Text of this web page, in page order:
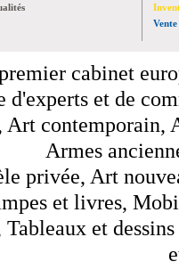
Vente
cabinet
d'experts et de
contemporain,
Armes
privée, Art
et livres,
et